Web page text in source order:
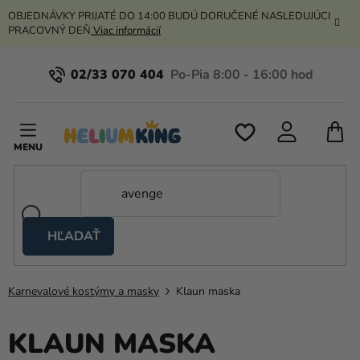
Prejsť
na
OBJEDNÁVKY PRIJATÉ DO 14:00 BUDÚ DORUČENÉ NASLEDUJÚCI
PRACOVNÝ DEŇ Viac informácií
02/33 070 404
HĽADAŤ
stany
Kanekalon
Hélium
a
Karnevalové kostýmy a masky Klaun maska
KLAUN MASKA